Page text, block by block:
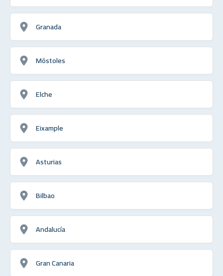
Granada
Móstoles
Elche
Eixample
Asturias
Bilbao
Andalucía
Gran Canaria